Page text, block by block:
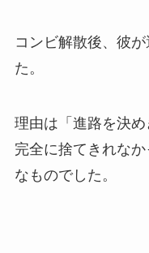
コンビ解散後、彼
た。
理由は「進路を決
完全に捨てきれな
なものでした。